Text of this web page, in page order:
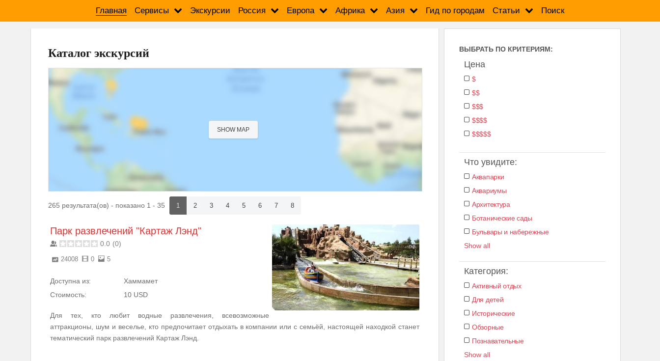
Главная Сервисы Экскурсии Россия Европа Африка Азия Гид по городам Статьи Поиск
Каталог экскурсий
SHOW MAP
265 результата(ов) - показано 1 - 35 1 2 3 4 5 6 7 8
Парк развлечений "Картаж Лэнд"
0.0 (0)
24008 0 5
Доступна из:
Хаммамет
Стоимость:
10 USD
Для тех, кто любит водные развлечения, всевозможные
аттракционы, шум и веселье, кто предпочитает отдыхать в компании или с семьёй, настоящей находкой станет
тематический парк развлечений Картаж Лэнд.
ВЫБРАТЬ ПО КРИТЕРИЯМ:
Цена
$
$$
$$$
$$$$
$$$$$
Что увидите:
Аквапарки
Аквариумы
Архитектура
Ботанические сады
Бульвары и набережные
Show all
Категория:
Активный отдых
Для детей
Исторические
Обзорные
Познавательные
Show all